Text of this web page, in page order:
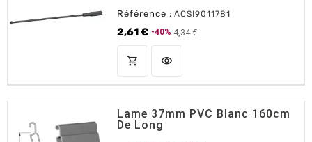
Référence : ACSI9011781
2,61 €
Prix de base
-40% 4,34 €
Prix
shopping_cart AJOUTER AU PANIER
visibility
Lame 37mm PVC Blanc 160cm
De Long